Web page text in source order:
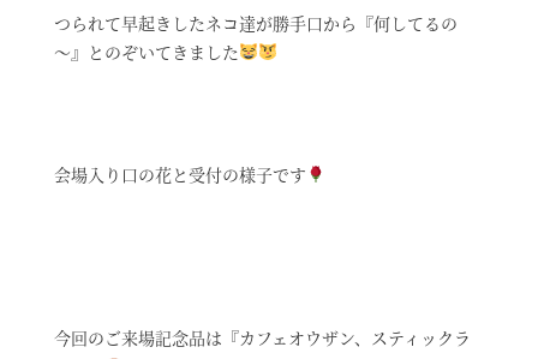
つられて早起きしたネコ達が勝手口から『何してるの
～』とのぞいてきました
会場入り口の花と受付の様子です
今回のご来場記念品は『カフェオウザン、スティックラ